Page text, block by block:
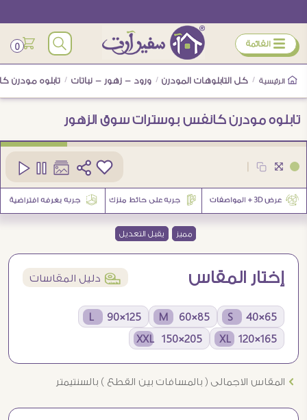
ÿ القائمة 0
الرئيسية / كل التابلوهات المودرن / ورود - زهور - نباتات / تابلوه مودرن
تابلوه مودرن كانفس بوسترات سوق الزهور
مميز يقبل التعديل
إختار المقاس í دليل المقاسات
65×40 S
85×60 M
125×90 L
165×120 XL
205×150 XXL
Ö المقاس الاجمالى ( بالمسافات بين القطع ) بالسنتيمتر